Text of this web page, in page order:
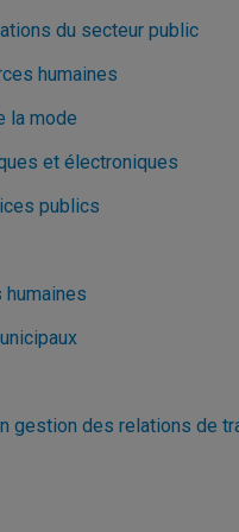
du secteur public
humaines
la mode
et électroniques
publics
gestion des relations de